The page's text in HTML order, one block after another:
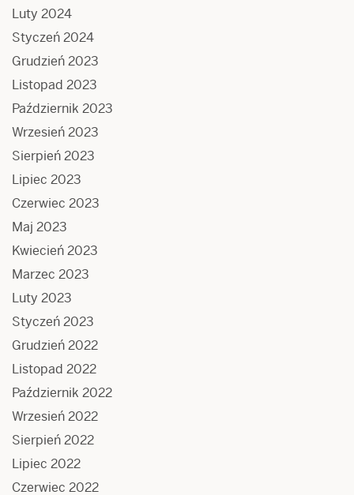
Luty 2024
Styczeń 2024
Grudzień 2023
Listopad 2023
Październik 2023
Wrzesień 2023
Sierpień 2023
Lipiec 2023
Czerwiec 2023
Maj 2023
Kwiecień 2023
Marzec 2023
Luty 2023
Styczeń 2023
Grudzień 2022
Listopad 2022
Październik 2022
Wrzesień 2022
Sierpień 2022
Lipiec 2022
Czerwiec 2022